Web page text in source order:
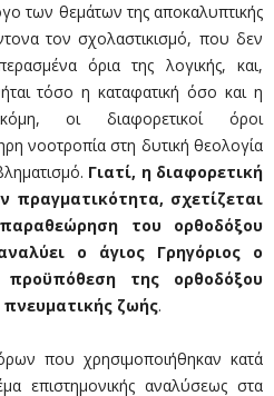
των θεμάτων της αποκαλυπτικής
τον σχολαστικισμό, που δεν
όρια της λογικής, και,
τόσο η καταφατική όσο και η
οι διαφορετικοί όροι
νοοτροπία στη δυτική θεολογία
Γιατί, η διαφορετική
πραγματικότητα, σχετίζεται
του ορθοδόξου
ο άγιος Γρηγόριος ο
της ορθοδόξου
ζωής.
που χρησιμοποιήθηκαν κατά
επιστημονικής αναλύσεως στα